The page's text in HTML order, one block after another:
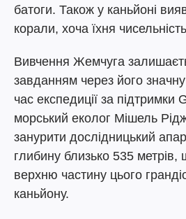
батоги. Також у каньйоні
корали, хоча їхня
Вивчення Жемчуга
завданням через його
час експедиції за підтримки
морський еколог Мішель
занурити дослідницький
глибину близько 535
верхню частину цього
каньйону.